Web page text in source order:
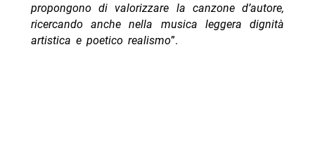
propongono di valorizzare la canzone d’autore,
ricercando anche nella musica leggera dignità
artistica e poetico realismo”.